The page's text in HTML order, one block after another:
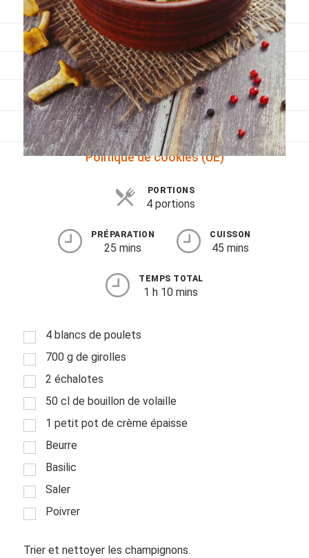
Mesures conversions
Lexique des différents termes de cuisine
Service du vin
Contact
Mes livres
Politique de cookies (UE)
PORTIONS
4 portions
PRÉPARATION
25 mins
CUISSON
45 mins
TEMPS TOTAL
1 h 10 mins
4 blancs de poulets
700 g de girolles
2 échalotes
50 cl de bouillon de volaille
1 petit pot de crème épaisse
Beurre
Basilic
Saler
Poivrer
Trier et nettoyer les champignons.